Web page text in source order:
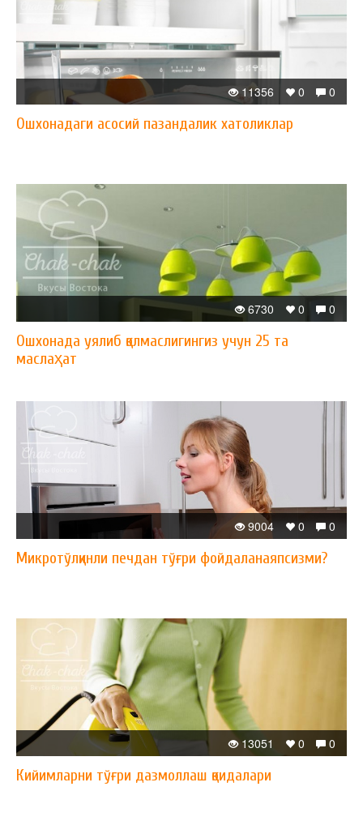
0
0
11356
Ошхонадаги асосий пазандалик хатоликлар
0
0
6730
Ошхонада уялиб қолмаслигингиз учун 25 та
маслаҳат
0
0
9004
Микротўлқинли печдан тўғри фойдаланаяпсизми?
0
0
13051
Кийимларни тўғри дазмоллаш қоидалари